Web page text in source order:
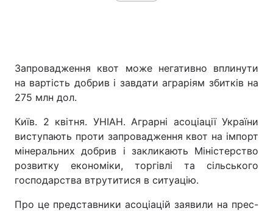
Запровадження квот може негативно вплинути
на вартість добрив і завдати аграріям збитків на
275 млн дол.
Київ. 2 квітня. УНІАН. Аграрні асоціації України
виступають проти запровадження квот на імпорт
мінеральних добрив і закликають Міністерство
розвитку економіки, торгівлі та сільського
господарства втрутитися в ситуацію.
Про це представники асоціацій заявили на прес-